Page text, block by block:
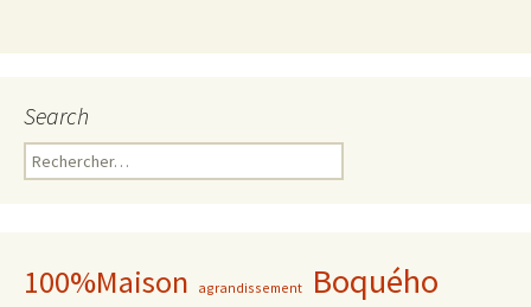
Search
Rechercher :
100%Maison agrandissement Boquého